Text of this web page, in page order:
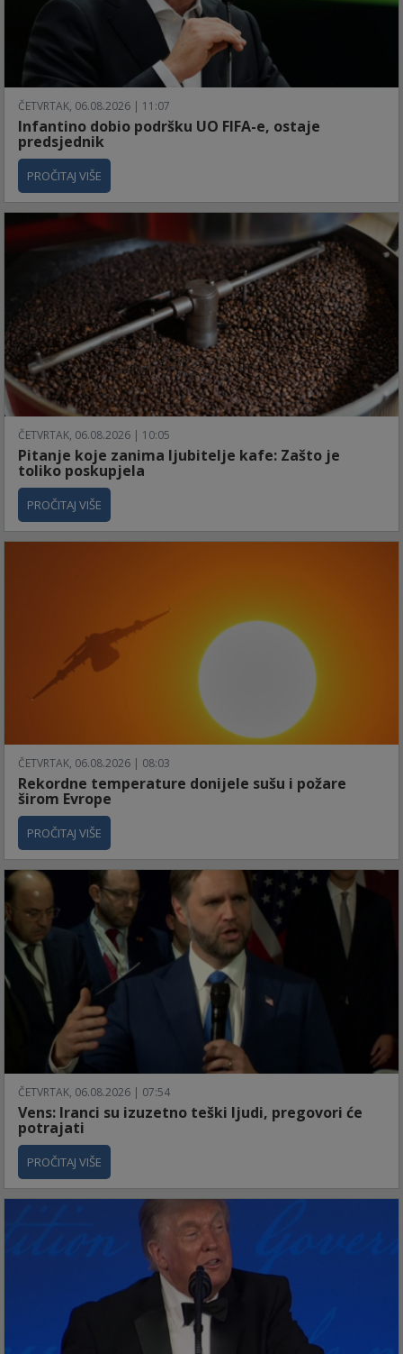
ČETVRTAK, 06.08.2026 | 11:07
Infantino dobio podršku UO FIFA-e, ostaje
predsjednik
PROČITAJ VIŠE
ČETVRTAK, 06.08.2026 | 10:05
Pitanje koje zanima ljubitelje kafe: Zašto je
toliko poskupjela
PROČITAJ VIŠE
ČETVRTAK, 06.08.2026 | 08:03
Rekordne temperature donijele sušu i požare
širom Evrope
PROČITAJ VIŠE
ČETVRTAK, 06.08.2026 | 07:54
Vens: Iranci su izuzetno teški ljudi, pregovori će
potrajati
PROČITAJ VIŠE